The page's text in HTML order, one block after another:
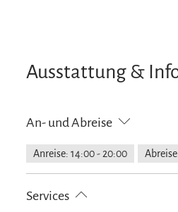
Ausstattung &
An- und Abreise
Anreise: 14:00 - 20:00
Services